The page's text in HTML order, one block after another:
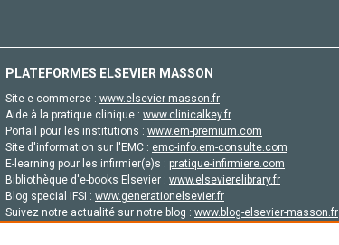
PLATEFORMES ELSEVIER MASSON
Site e-commerce : www.elsevier-masson.fr
Aide à la pratique clinique : www.clinicalkey.fr
Portail pour les institutions : www.em-premium.com
Site d'information sur l'EMC : emc-info.em-consulte.com
E-learning pour les infirmier(e)s : pratique-infirmiere.com
Bibliothèque d'e-books Elsevier : www.elsevierelibrary.fr
Blog special IFSI : www.generationelsevier.fr
Suivez notre actualité sur notre blog : www.blog-elsevier-masson.fr